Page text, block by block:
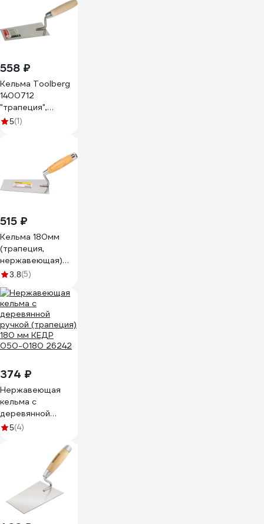
558 ₽
Кельма Toolberg
1400712
"трапеция",
нержавеющая
5(1)
515 ₽
Кельма 180мм
(трапеция,
нержавеющая)
Biber 35413
3.8(5)
374 ₽
Нержавеющая
кельма с
деревянной
ручкой (трапеция)
050-0180 26242
5(4)